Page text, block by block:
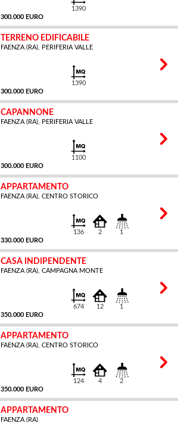
300.000 EURO
1390
TERRENO EDIFICABILE
FAENZA (RA), PERIFERIA VALLE
300.000 EURO
1390
CAPANNONE
FAENZA (RA), PERIFERIA VALLE
300.000 EURO
1100
APPARTAMENTO
FAENZA (RA), CENTRO STORICO
330.000 EURO
136 2 1
CASA INDIPENDENTE
FAENZA (RA), CAMPAGNA MONTE
350.000 EURO
674 12 1
APPARTAMENTO
FAENZA (RA), CENTRO STORICO
350.000 EURO
124 4 2
APPARTAMENTO
FAENZA (RA)